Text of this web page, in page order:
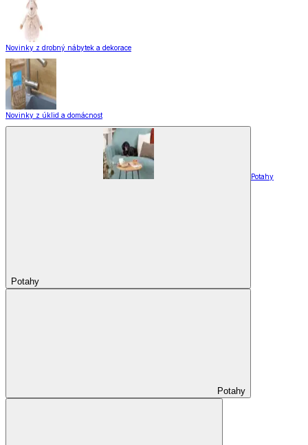
Novinky z drobný nábytek a dekorace
Novinky z úklid a domácnost
Potahy
Potahy
Potahy